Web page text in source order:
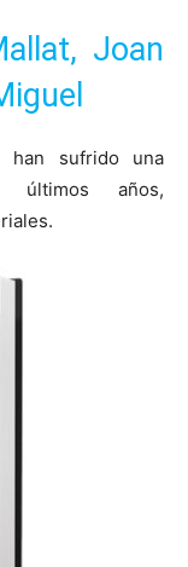
Joan
han sufrido una
últimos años,